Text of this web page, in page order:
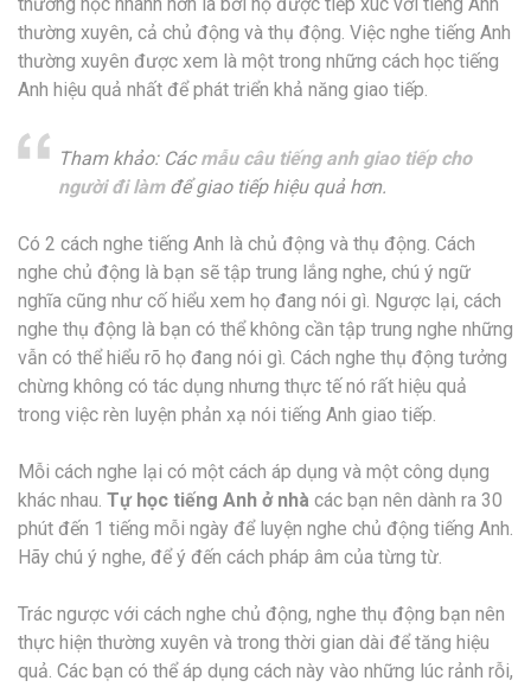
thường xuyên, cả chủ động và thụ động. Việc nghe tiếng Anh
thường xuyên được xem là một trong những cách học tiếng
Anh hiệu quả nhất để phát triển khả năng giao tiếp.
Tham khảo: Cácmẫu câu tiếng anh giao tiếp cho
người đi làmđể giao tiếp hiệu quả hơn.
Có 2 cách nghe tiếng Anh là chủ động và thụ động. Cách
nghe chủ động là bạn sẽ tập trung lắng nghe, chú ý ngữ
nghĩa cũng như cố hiểu xem họ đang nói gì. Ngược lại, cách
nghe thụ động là bạn có thể không cần tập trung nghe những
vẫn có thể hiểu rõ họ đang nói gì. Cách nghe thụ động tưởng
chừng không có tác dụng nhưng thực tế nó rất hiệu quả
trong việc rèn luyện phản xạ nói tiếng Anh giao tiếp.
Mỗi cách nghe lại có một cách áp dụng và một công dụng
khác nhau. Tự học tiếng Anh ở nhà các bạn nên dành ra 30
phút đến 1 tiếng mỗi ngày để luyện nghe chủ động tiếng Anh.
Hãy chú ý nghe, để ý đến cách pháp âm của từng từ.
Trác ngược với cách nghe chủ động, nghe thụ động bạn nên
thực hiện thường xuyên và trong thời gian dài để tăng hiệu
quả. Các bạn có thể áp dụng cách này vào những lúc rảnh rỗi,